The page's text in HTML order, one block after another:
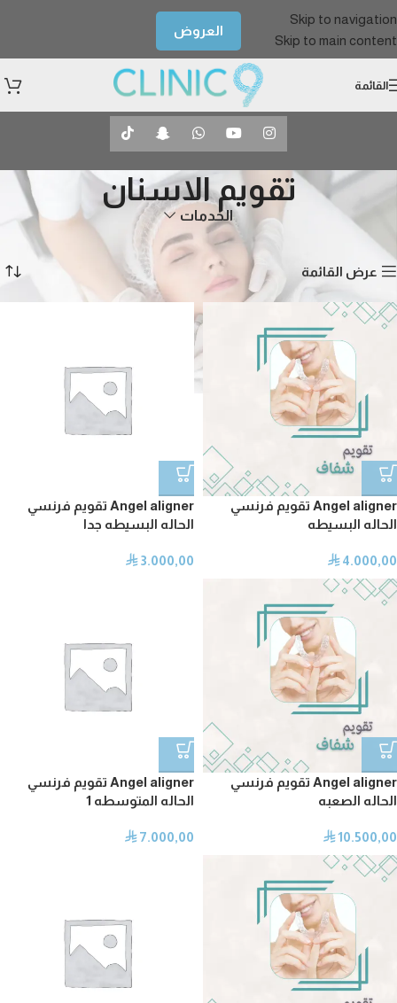
Skip to navigation
Skip to main content
العروض
القائمة
تقويم الاسنان
الخدمات
الرئيسية تقويم الاسنان عرض 1–12 من أصل 19 نتيجة
عرض القائمة
Angel aligner تقويم فرنسي
الحاله البسيطه
⃁4.000,00
Angel aligner تقويم فرنسي
الحاله البسيطه جدا
⃁3.000,00
Angel aligner تقويم فرنسي
الحاله الصعبه
⃁10.500,00
Angel aligner تقويم فرنسي
الحاله المتوسطه 1
⃁7.000,00